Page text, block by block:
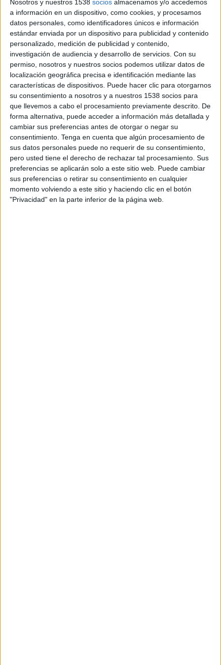
Nosotros y nuestros 1538 socios almacenamos y/o accedemos
a información en un dispositivo, como cookies, y procesamos
datos personales, como identificadores únicos e información
estándar enviada por un dispositivo para publicidad y contenido
personalizado, medición de publicidad y contenido,
investigación de audiencia y desarrollo de servicios. Con su
permiso, nosotros y nuestros socios podemos utilizar datos de
localización geográfica precisa e identificación mediante las
características de dispositivos. Puede hacer clic para otorgarnos
su consentimiento a nosotros y a nuestros 1538 socios para
que llevemos a cabo el procesamiento previamente descrito. De
forma alternativa, puede acceder a información más detallada y
cambiar sus preferencias antes de otorgar o negar su
consentimiento. Tenga en cuenta que algún procesamiento de
sus datos personales puede no requerir de su consentimiento,
pero usted tiene el derecho de rechazar tal procesamiento. Sus
preferencias se aplicarán solo a este sitio web. Puede cambiar
sus preferencias o retirar su consentimiento en cualquier
momento volviendo a este sitio y haciendo clic en el botón
"Privacidad" en la parte inferior de la página web.
Este año, el IAB ha centrado sus novedades en el área de eventos, en investigación, en ‘working
groups’ y en formación. En eventos, el IAB ha creado las marcas “Desayunos Temáticos IAB”
(exclusivos para asociados) y “Encuentros Internacionales IAB” (abiertos y gratuitos para
sopcios), con los que pretende ofrecer debates y encuentros formativos sobre la publicidad online
paquete de entre 5 y 6 informes adicionales al clásico Estudio de Inversión Online sobre las
actividades del sector interactivo.
En 2009, IAB dispondrá de nueve grupos de trabajo abiertos a la participación de sus asociados,
tres de nueva creación (Mobile, Buscadores y Lobby) que s eunen a los seis ya activos (Agencias
Interactivas, Formatos Publicitarios, Medios de Comunicación online, TVi, Medios Sociales y
Medición de Audiencias).
Además nace el IAB University, una oferta de cursos concentrados en temáticas específicas, que
contarán con el aval del Instituto de Empresa (IE).